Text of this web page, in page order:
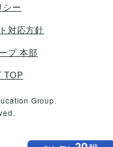
シー
対応方針
プ 本部
TOP
Group.